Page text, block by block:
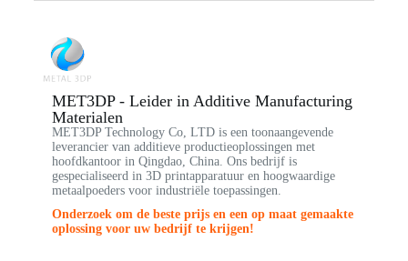
MET3DP - Leider in Additive Manufacturing
Materialen
MET3DP Technology Co, LTD is een toonaangevende
leverancier van additieve productieoplossingen met
hoofdkantoor in Qingdao, China. Ons bedrijf is
gespecialiseerd in 3D printapparatuur en hoogwaardige
metaalpoeders voor industriële toepassingen.
Onderzoek om de beste prijs en een op maat gemaakte
oplossing voor uw bedrijf te krijgen!